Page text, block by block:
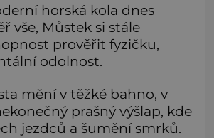
horská kola dnes
vše, Můstek si stále
prověřit fyzičku,
odolnost.
mění v těžké bahno, v
prašný výšlap, kde
jezdců a šumění smrků.